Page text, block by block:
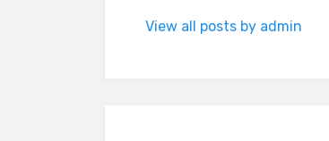
View all posts by admin